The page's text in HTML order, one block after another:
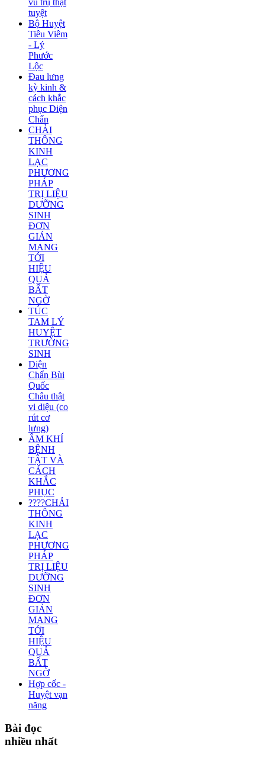
vũ trụ thật
tuyệt
Bộ Huyệt
Tiêu Viêm
- Lý
Phước
Lộc
Đau lưng
kỳ kinh &
cách khắc
phục Diện
Chẩn
CHẢI
THÔNG
KINH
LẠC
PHƯƠNG
PHÁP
TRỊ LIỆU
DƯỠNG
SINH
ĐƠN
GIẢN
MANG
TỚI
HIỆU
QUẢ
BẤT
NGỜ
TÚC
TAM LÝ
HUYỆT
TRƯỜNG
SINH
Diện
Chẩn Bùi
Quốc
Châu thật
vi diệu (co
rút cơ
lưng)
ÂM KHÍ
BỆNH
TẬT VÀ
CÁCH
KHẮC
PHỤC
????CHẢI
THÔNG
KINH
LẠC
PHƯƠNG
PHÁP
TRỊ LIỆU
DƯỠNG
SINH
ĐƠN
GIẢN
MANG
TỚI
HIỆU
QUẢ
BẤT
NGỜ
Hợp cốc -
Huyệt vạn
năng
Bài đọc
nhiều nhất